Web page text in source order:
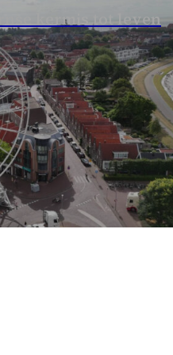
kermis tot leven